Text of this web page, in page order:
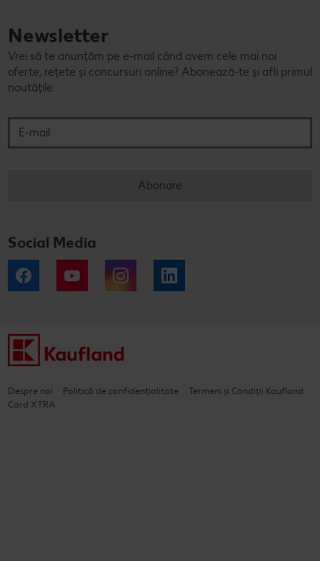
Newsletter
Vrei să te anunțăm pe e-mail când avem cele mai noi
oferte, rețete și concursuri online? Abonează-te și afli primul
noutățile.
Abonare
Social Media
Facebook YouTube Instagram
Despre noi Politică de confidențialitate
Termeni și Condiții Kaufland
Card XTRA